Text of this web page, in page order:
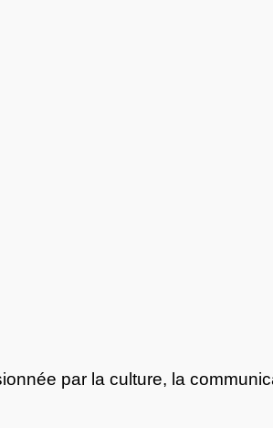
par la culture, la